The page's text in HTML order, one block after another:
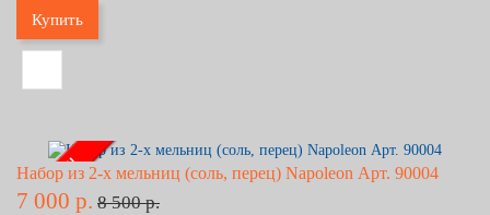
Купить
- 18% !!!
Набор из 2-х мельниц (соль, перец) Napoleon Арт. 90004
7 000 р. 8 500 р.